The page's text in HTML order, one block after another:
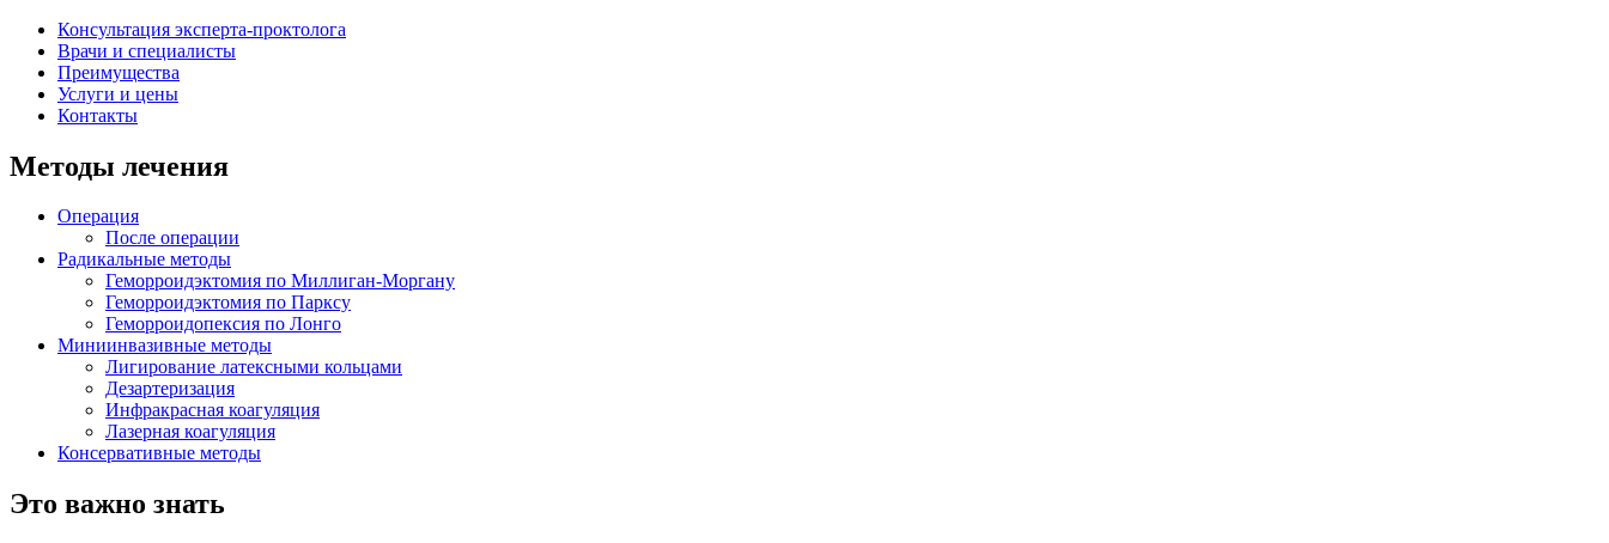
Консультация эксперта-проктолога
Врачи и специалисты
Преимущества
Услуги и цены
Контакты
Методы лечения
Операция
После операции
Радикальные методы
Геморроидэктомия по Миллиган-Моргану
Геморроидэктомия по Парксу
Геморроидопексия по Лонгo
Миниинвазивные методы
Лигирование латексными кольцами
Дезартеризация
Инфракрасная коагуляция
Лазерная коагуляция
Консервативные методы
Это важно знать